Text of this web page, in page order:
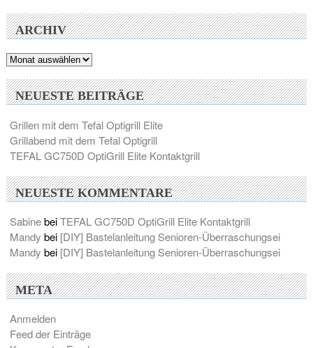
ARCHIV
Archiv
NEUESTE BEITRÄGE
Grillen mit dem Tefal Optigrill Elite
Grillabend mit dem Tefal Optigrill
TEFAL GC750D OptiGrill Elite Kontaktgrill
NEUESTE KOMMENTARE
SabinebeiTEFAL GC750D OptiGrill Elite Kontaktgrill
Mandy bei [DIY] Bastelanleitung Senioren-Überraschungsei
Mandy bei [DIY] Bastelanleitung Senioren-Überraschungsei
META
Anmelden
Feed der Einträge